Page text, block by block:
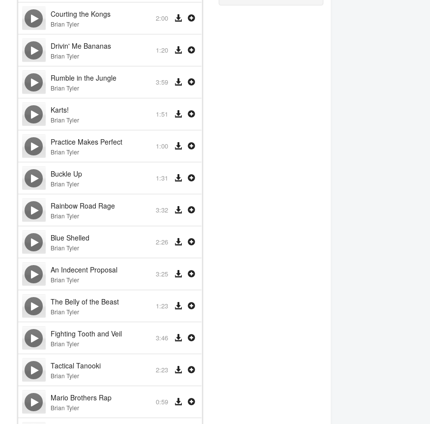
Courting the Kongs
Brian Tyler
2:00
Drivin' Me Bananas
Brian Tyler
1:20
Rumble in the Jungle
Brian Tyler
3:59
Karts!
Brian Tyler
1:51
Practice Makes Perfect
Brian Tyler
1:00
Buckle Up
Brian Tyler
1:31
Rainbow Road Rage
Brian Tyler
3:32
Blue Shelled
Brian Tyler
2:26
An Indecent Proposal
Brian Tyler
3:25
The Belly of the Beast
Brian Tyler
1:23
Fighting Tooth and Veil
Brian Tyler
3:46
Tactical Tanooki
Brian Tyler
2:23
Mario Brothers Rap
Brian Tyler
0:59